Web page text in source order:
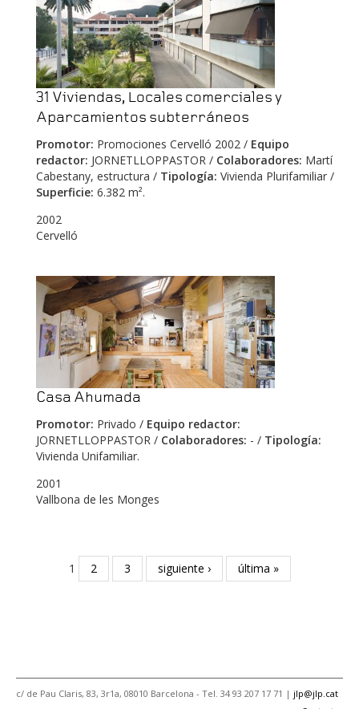
31 Viviendas, Locales comerciales y
Aparcamientos subterráneos
Promotor: Promociones Cervelló 2002 / Equipo
redactor: JORNETLLOPPASTOR / Colaboradores: Martí
Cabestany, estructura / Tipología: Vivienda Plurifamiliar /
Superficie: 6.382 m².
2002
Cervelló
Casa Ahumada
Promotor: Privado / Equipo redactor:
JORNETLLOPPASTOR / Colaboradores: - / Tipología:
Vivienda Unifamiliar.
2001
Vallbona de les Monges
1 2 3 siguiente › última »
c/ de Pau Claris, 83, 3r1a, 08010 Barcelona - Tel. 34 93 207 17 71 | jlp@jlp.cat